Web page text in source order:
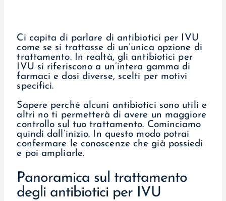
Ci capita di parlare di antibiotici per IVU
come se si trattasse di un’unica opzione di
trattamento. In realtà, gli antibiotici per
IVU si riferiscono a un’intera gamma di
farmaci e dosi diverse, scelti per motivi
specifici.
Sapere perché alcuni antibiotici sono utili e
altri no ti permetterà di avere un maggiore
controllo sul tuo trattamento. Cominciamo
quindi dall’inizio. In questo modo potrai
confermare le conoscenze che già possiedi
e poi ampliarle.
Panoramica sul trattamento
degli antibiotici per IVU